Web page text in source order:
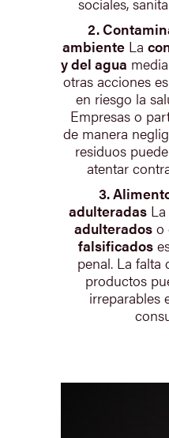
2.
ambienteLa
y del agua
otras acciones
en riesgo la
Empresas o
de manera
residuos
atentar
3.
adulteradas
adulterados o
falsificados
penal. La falta
productos
irreparables